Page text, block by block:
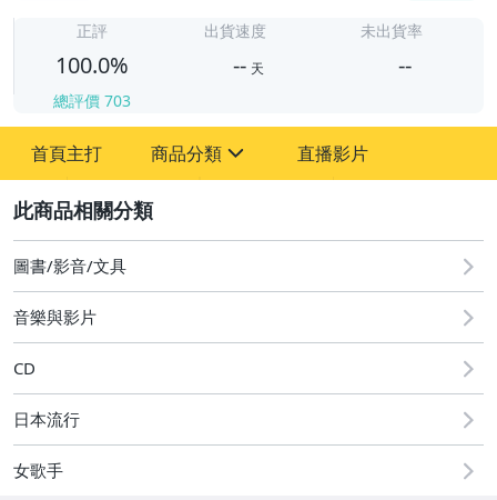
正評
100.0%
總評價 703
出貨速度
-- 天
未出貨率
--
首頁主打 商品分類
其它
直播影片
圖書/影音/文具
音樂與影片
CD
日本流行
女歌手